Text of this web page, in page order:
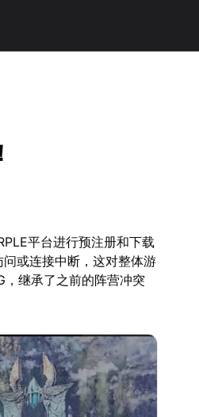
平台进行预注册和下载
或连接中断，这对整体游
继承了之前的阵营冲突